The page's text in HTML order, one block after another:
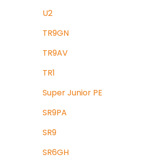
U2
TR9GN
TR9AV
TR1
Super Junior PE
SR9PA
SR9
SR6GH